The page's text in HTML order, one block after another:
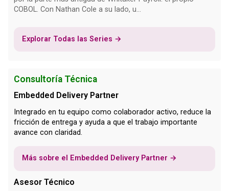
COBOL. Con Nathan Cole a su lado, u...
Explorar Todas las Series →
Consultoría Técnica
Embedded Delivery Partner
Integrado en tu equipo como colaborador activo, reduce la
fricción de entrega y ayuda a que el trabajo importante
avance con claridad.
Más sobre el Embedded Delivery Partner →
Asesor Técnico